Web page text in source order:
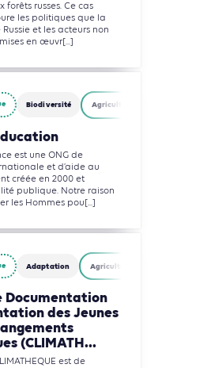
russes. Ce cas
les politiques que la
et les acteurs non
en œuvr[...]
Biodiversité Agriculture, Foresterie et
est une ONG de
et d’aide au
créée en 2000 et
publique. Notre raison
les Hommes pou[...]
Adaptation Agriculture, Foresterie et
Documentation
des Jeunes
(CLIMATH...
est de